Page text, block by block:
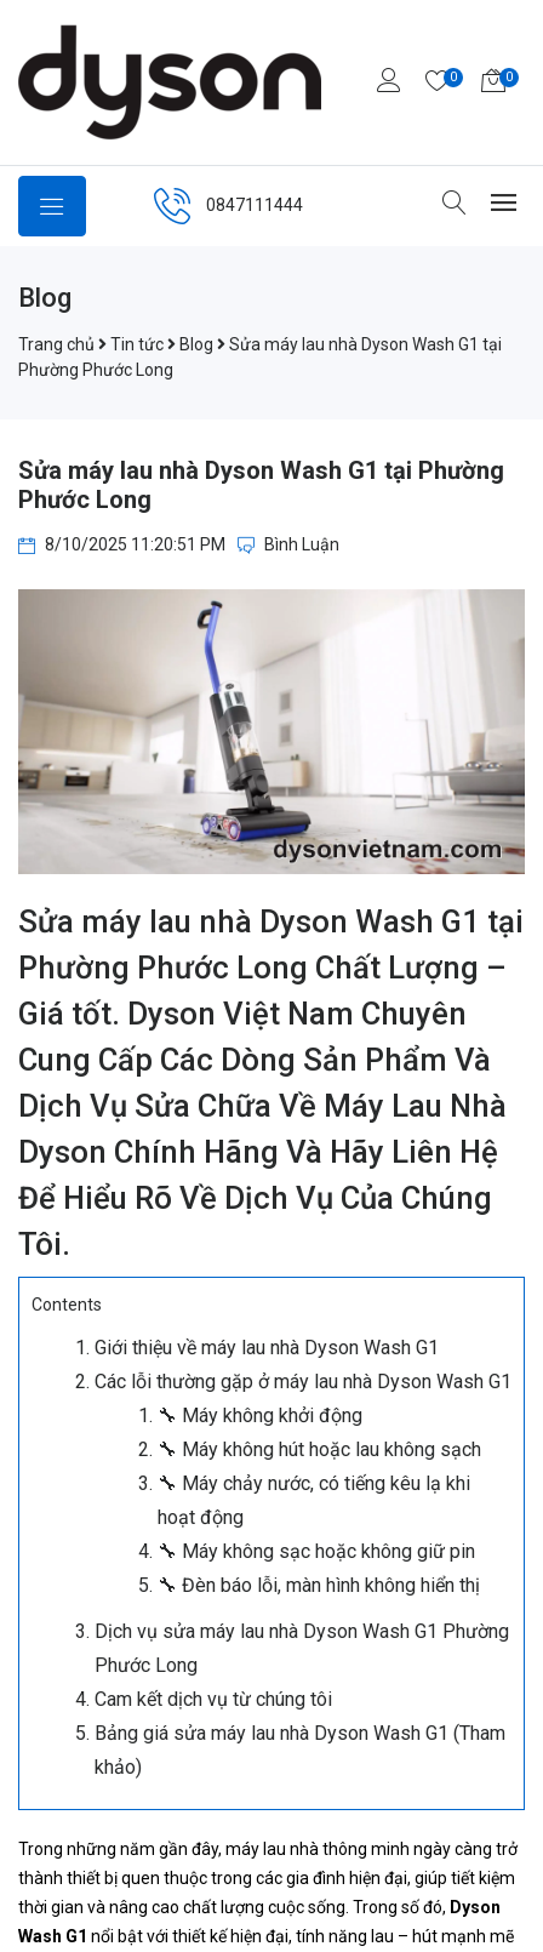
0 0
0847111444
Blog
Trang chủ Tin tức Blog
Sửa máy lau nhà Dyson Wash G1 tại
Phường Phước Long
Sửa máy lau nhà Dyson Wash G1 tại Phường
Phước Long
8/10/2025 11:20:51 PM Bình Luận
Sửa máy lau nhà Dyson Wash G1 tại
Phường Phước Long Chất Lượng –
Giá tốt. Dyson Việt Nam Chuyên
Cung Cấp Các Dòng Sản Phẩm Và
Dịch Vụ Sửa Chữa Về Máy Lau Nhà
Dyson Chính Hãng Và Hãy Liên Hệ
Để Hiểu Rõ Về Dịch Vụ Của Chúng
Tôi.
Contents
Giới thiệu về máy lau nhà Dyson Wash G1
Các lỗi thường gặp ở máy lau nhà Dyson Wash G1
🔧 Máy không khởi động
🔧 Máy không hút hoặc lau không sạch
🔧 Máy chảy nước, có tiếng kêu lạ khi
hoạt động
🔧 Máy không sạc hoặc không giữ pin
🔧 Đèn báo lỗi, màn hình không hiển thị
Dịch vụ sửa máy lau nhà Dyson Wash G1 Phường
Phước Long
Cam kết dịch vụ từ chúng tôi
Bảng giá sửa máy lau nhà Dyson Wash G1 (Tham
khảo)
Trong những năm gần đây, máy lau nhà thông minh ngày càng trở
thành thiết bị quen thuộc trong các gia đình hiện đại, giúp tiết kiệm
thời gian và nâng cao chất lượng cuộc sống. Trong số đó, Dyson
Wash G1 nổi bật với thiết kế hiện đại, tính năng lau – hút mạnh mẽ